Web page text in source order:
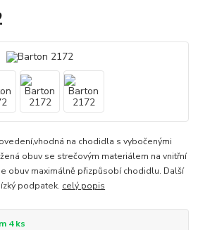
na chodidla s vybočenými
obuv se strečovým materiálem na vnitřní
obuv maximálně přizpůsobí chodidlu. Další
podpatek. celý popis
4 ks